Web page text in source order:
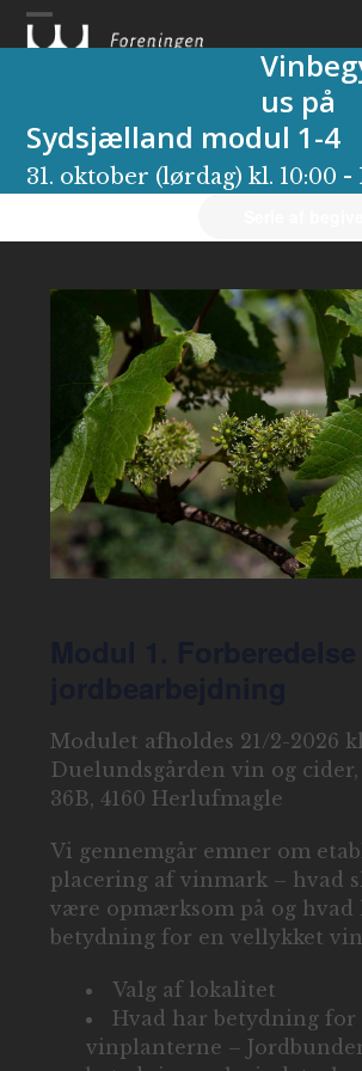
Skip
to
us på
Sydsjælland modul 1-4
31. oktober (lørdag) kl. 10:00 -
Modulet afholdes 21/2-2026
Duelundsgården vin og cider,
36B, 4160 Herlufmagle
Vi gennemgår emner om
placering af vinmark – hvad
være opmærksom på og hvad
betydning for en vellykket
Valg af lokalitet
Hvad har betydning for
vinplanterne –